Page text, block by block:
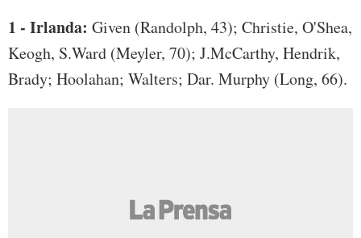
1 - Irlanda: Given (Randolph, 43); Christie, O'Shea,
Keogh, S.Ward (Meyler, 70); J.McCarthy, Hendrik,
Brady; Hoolahan; Walters; Dar. Murphy (Long, 66).